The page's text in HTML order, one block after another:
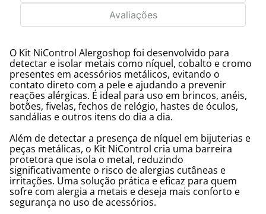
Avaliações
O Kit NiControl Alergoshop foi desenvolvido para
detectar e isolar metais como níquel, cobalto e cromo
presentes em acessórios metálicos, evitando o
contato direto com a pele e ajudando a prevenir
reações alérgicas. É ideal para uso em brincos, anéis,
botões, fivelas, fechos de relógio, hastes de óculos,
sandálias e outros itens do dia a dia.
Além de detectar a presença de níquel em bijuterias e
peças metálicas, o Kit NiControl cria uma barreira
protetora que isola o metal, reduzindo
significativamente o risco de alergias cutâneas e
irritações. Uma solução prática e eficaz para quem
sofre com alergia a metais e deseja mais conforto e
segurança no uso de acessórios.